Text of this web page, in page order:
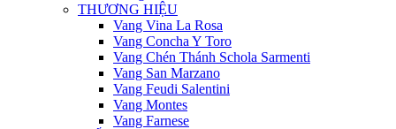
THƯƠNG HIỆU
Vang Vina La Rosa
Vang Concha Y Toro
Vang Chén Thánh Schola Sarmenti
Vang San Marzano
Vang Feudi Salentini
Vang Montes
Vang Farnese